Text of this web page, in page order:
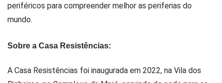
periféricos para compreender melhor as periferias do
mundo.
Sobre a Casa Resistências:
A Casa Resistências foi inaugurada em 2022, na Vila dos